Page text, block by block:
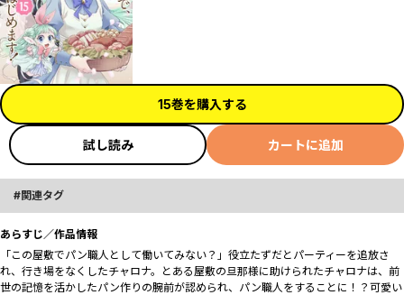
15巻を購入する
試し読み カートに追加
関連タグ
あらすじ／作品情報
「この屋敷でパン職人として働いてみない？」役立たずだとパーティーを追放さ
れ、行き場をなくしたチャロナ。とある屋敷の旦那様に助けられたチャロナは、前
世の記憶を活かしたパン作りの腕前が認められ、パン職人をすることに！？可愛い